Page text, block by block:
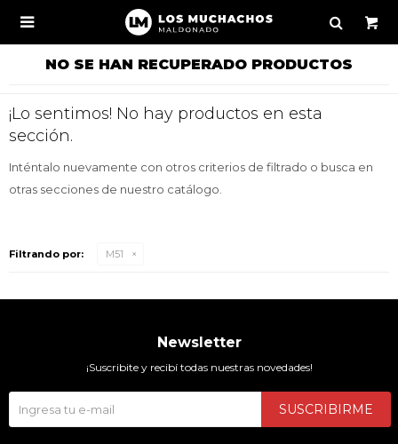

NO SE HAN RECUPERADO PRODUCTOS
¡Lo sentimos! No hay productos en esta
sección.
Inténtalo nuevamente con otros criterios de filtrado o busca en
otras secciones de nuestro catálogo.
Filtrando por: M51
Newsletter
¡Suscribite y recibí todas nuestras novedades!
SUSCRIBIRME